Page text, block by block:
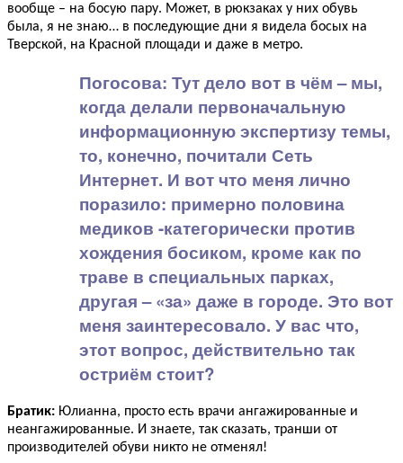
вообще – на босую пару. Может, в рюкзаках у них обувь
была, я не знаю… в последующие дни я видела босых на
Тверской, на Красной площади и даже в метро.
Погосова: Тут дело вот в чём – мы,
когда делали первоначальную
информационную экспертизу темы,
то, конечно, почитали Сеть
Интернет. И вот что меня лично
поразило: примерно половина
медиков -категорически против
хождения босиком, кроме как по
траве в специальных парках,
другая – «за» даже в городе. Это вот
меня заинтересовало. У вас что,
этот вопрос, действительно так
остриём стоит?
Братик: Юлианна, просто есть врачи ангажированные и
неангажированные. И знаете, так сказать, транши от
производителей обуви никто не отменял!